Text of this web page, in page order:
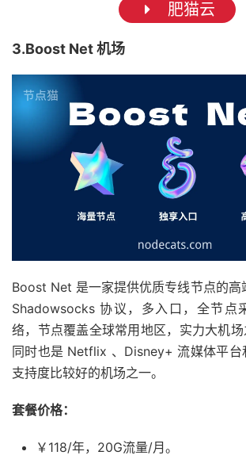
肥猫云
3.Boost Net 机场
Boost Net 是一家提供优质专线节点的高
Shadowsocks 协议，多入口，全节点
络，节点覆盖全球常用地区，实力大机
同时也是 Netflix 、Disney+ 流媒体平台
支持度比较好的机场之一。
套餐价格：
￥118/年，20G流量/月。